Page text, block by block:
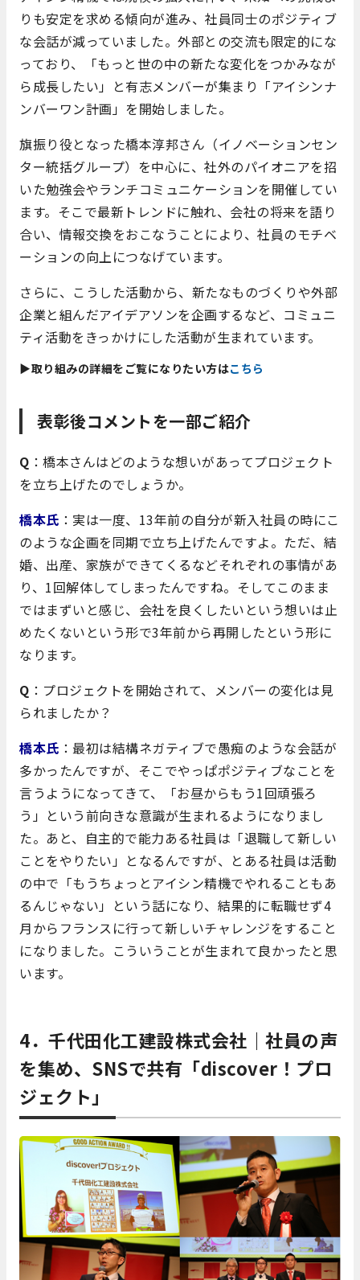
りも安定を求める傾向が進み、社員同士のポジティブ
な会話が減っていました。外部との交流も限定的にな
っており、「もっと世の中の新たな変化をつかみなが
ら成長したい」と有志メンバーが集まり「アイシンナ
ンバーワン計画」を開始しました。
旗振り役となった橋本淳邦さん（イノベーションセン
ター統括グループ）を中心に、社外のパイオニアを招
いた勉強会やランチコミュニケーションを開催してい
ます。そこで最新トレンドに触れ、会社の将来を語り
合い、情報交換をおこなうことにより、社員のモチベ
ーションの向上につなげています。
さらに、こうした活動から、新たなものづくりや外部
企業と組んだアイデアソンを企画するなど、コミュニ
ティ活動をきっかけにした活動が生まれています。
▶取り組みの詳細をご覧になりたい方はこちら
表彰後コメントを一部ご紹介
Q ：橋本さんはどのような想いがあってプロジェクト
を立ち上げたのでしょうか。
橋本氏 ：実は一度、13年前の自分が新入社員の時にこ
のような企画を同期で立ち上げたんですよ。ただ、結
婚、出産、家族ができてくるなどそれぞれの事情があ
り、1回解体してしまったんですね。そしてこのまま
ではまずいと感じ、会社を良くしたいという想いは止
めたくないという形で3年前から再開したという形に
なります。
Q ：プロジェクトを開始されて、メンバーの変化は見
られましたか？
橋本氏 ：最初は結構ネガティブで愚痴のような会話が
多かったんですが、そこでやっぱポジティブなことを
言うようになってきて、「お昼からもう1回頑張ろ
う」という前向きな意識が生まれるようになりまし
た。あと、自主的で能力ある社員は「退職して新しい
ことをやりたい」となるんですが、とある社員は活動
の中で「もうちょっとアイシン精機でやれることもあ
るんじゃない」という話になり、結果的に転職せず4
月からフランスに行って新しいチャレンジをすること
になりました。こういうことが生まれて良かったと思
います。
4．千代田化工建設株式会社｜社員の声
を集め、SNSで共有「discover！プロ
ジェクト」